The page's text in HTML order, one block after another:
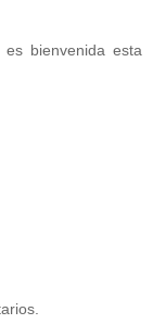
bienvenida esta